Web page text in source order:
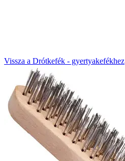
Vissza a Drótkefék - gyertyakefékhez